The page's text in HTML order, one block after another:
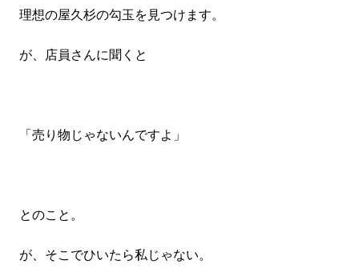
理想の屋久杉の勾玉を見つけます。
が、店員さんに聞くと
「売り物じゃないんですよ」
とのこと。
が、そこでひいたら私じゃない。